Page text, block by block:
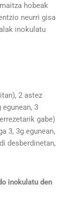
hobeak
neurri gisa
inokulatu
2 astez
3
gabe)
3, 3g egunean,
desberdinetan,
inokulatu den